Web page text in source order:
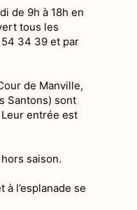
de 9h à 18h en
tous les
34 39 et par
de Manville,
Santons) sont
entrée est
saison.
à l’esplanade se